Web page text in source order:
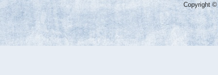
Copyright ©